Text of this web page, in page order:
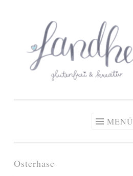
springen
Zöliakie, glutenfreie Ernährung
MENÜ
Osterhase